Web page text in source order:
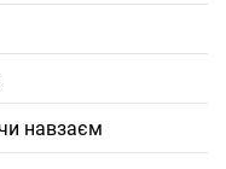
навзаєм